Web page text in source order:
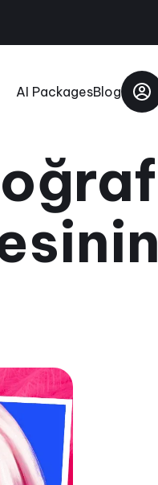
AI PackagesBlog